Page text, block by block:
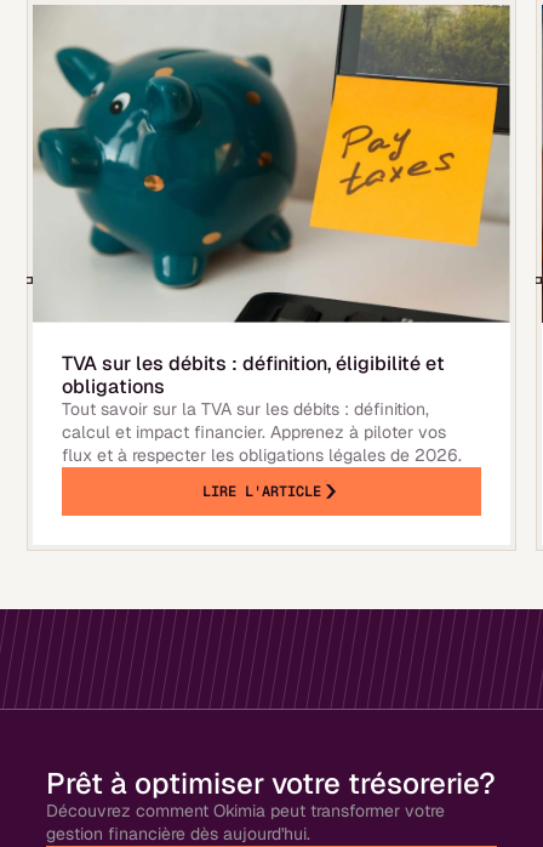
TVA sur les débits : définition, éligibilité et
obligations
Tout savoir sur la TVA sur les débits : définition,
calcul et impact financier. Apprenez à piloter vos
flux et à respecter les obligations légales de 2026.
LIRE L'ARTICLE
Prêt à optimiser votre trésorerie?
Découvrez comment Okimia peut transformer votre
gestion financière dès aujourd'hui.